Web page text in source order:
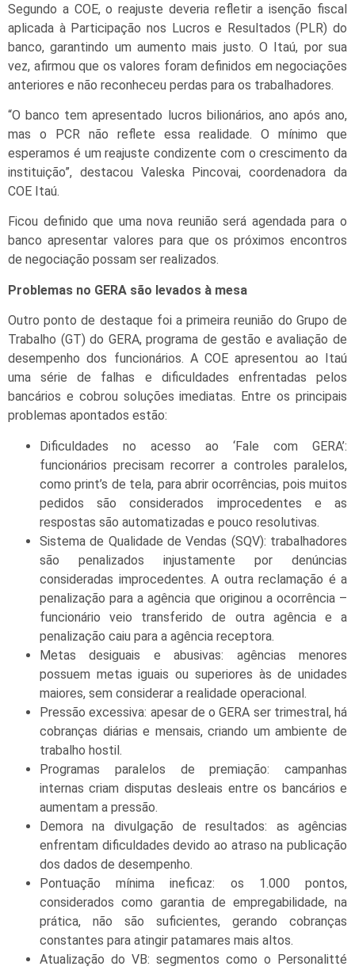
Segundo a COE, o reajuste deveria refletir a isenção fiscal
aplicada à Participação nos Lucros e Resultados (PLR) do
banco, garantindo um aumento mais justo. O Itaú, por sua
vez, afirmou que os valores foram definidos em negociações
anteriores e não reconheceu perdas para os trabalhadores.
“O banco tem apresentado lucros bilionários, ano após ano,
mas o PCR não reflete essa realidade. O mínimo que
esperamos é um reajuste condizente com o crescimento da
instituição”, destacou Valeska Pincovai, coordenadora da
COE Itaú.
Ficou definido que uma nova reunião será agendada para o
banco apresentar valores para que os próximos encontros
de negociação possam ser realizados.
Problemas no GERA são levados à mesa
Outro ponto de destaque foi a primeira reunião do Grupo de
Trabalho (GT) do GERA, programa de gestão e avaliação de
desempenho dos funcionários. A COE apresentou ao Itaú
uma série de falhas e dificuldades enfrentadas pelos
bancários e cobrou soluções imediatas. Entre os principais
problemas apontados estão:
Dificuldades no acesso ao ‘Fale com GERA’:
funcionários precisam recorrer a controles paralelos,
como print’s de tela, para abrir ocorrências, pois muitos
pedidos são considerados improcedentes e as
respostas são automatizadas e pouco resolutivas.
Sistema de Qualidade de Vendas (SQV): trabalhadores
são penalizados injustamente por denúncias
consideradas improcedentes. A outra reclamação é a
penalização para a agência que originou a ocorrência –
funcionário veio transferido de outra agência e a
penalização caiu para a agência receptora.
Metas desiguais e abusivas: agências menores
possuem metas iguais ou superiores às de unidades
maiores, sem considerar a realidade operacional.
Pressão excessiva: apesar de o GERA ser trimestral, há
cobranças diárias e mensais, criando um ambiente de
trabalho hostil.
Programas paralelos de premiação: campanhas
internas criam disputas desleais entre os bancários e
aumentam a pressão.
Demora na divulgação de resultados: as agências
enfrentam dificuldades devido ao atraso na publicação
dos dados de desempenho.
Pontuação mínima ineficaz: os 1.000 pontos,
considerados como garantia de empregabilidade, na
prática, não são suficientes, gerando cobranças
constantes para atingir patamares mais altos.
Atualização do VB: segmentos como o Personalitté